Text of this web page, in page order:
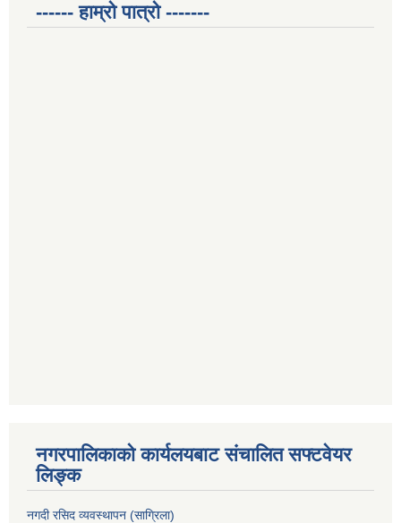
------ हाम्रो पात्रो -------
नगरपालिकाको कार्यलयबाट संचालित सफ्टवेयर
लिङ्क
नगदी रसिद व्यवस्थापन (साग्रिला)